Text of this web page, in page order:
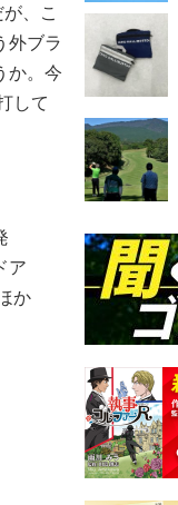
、こ
外ブラ
か。今
して
ア
か